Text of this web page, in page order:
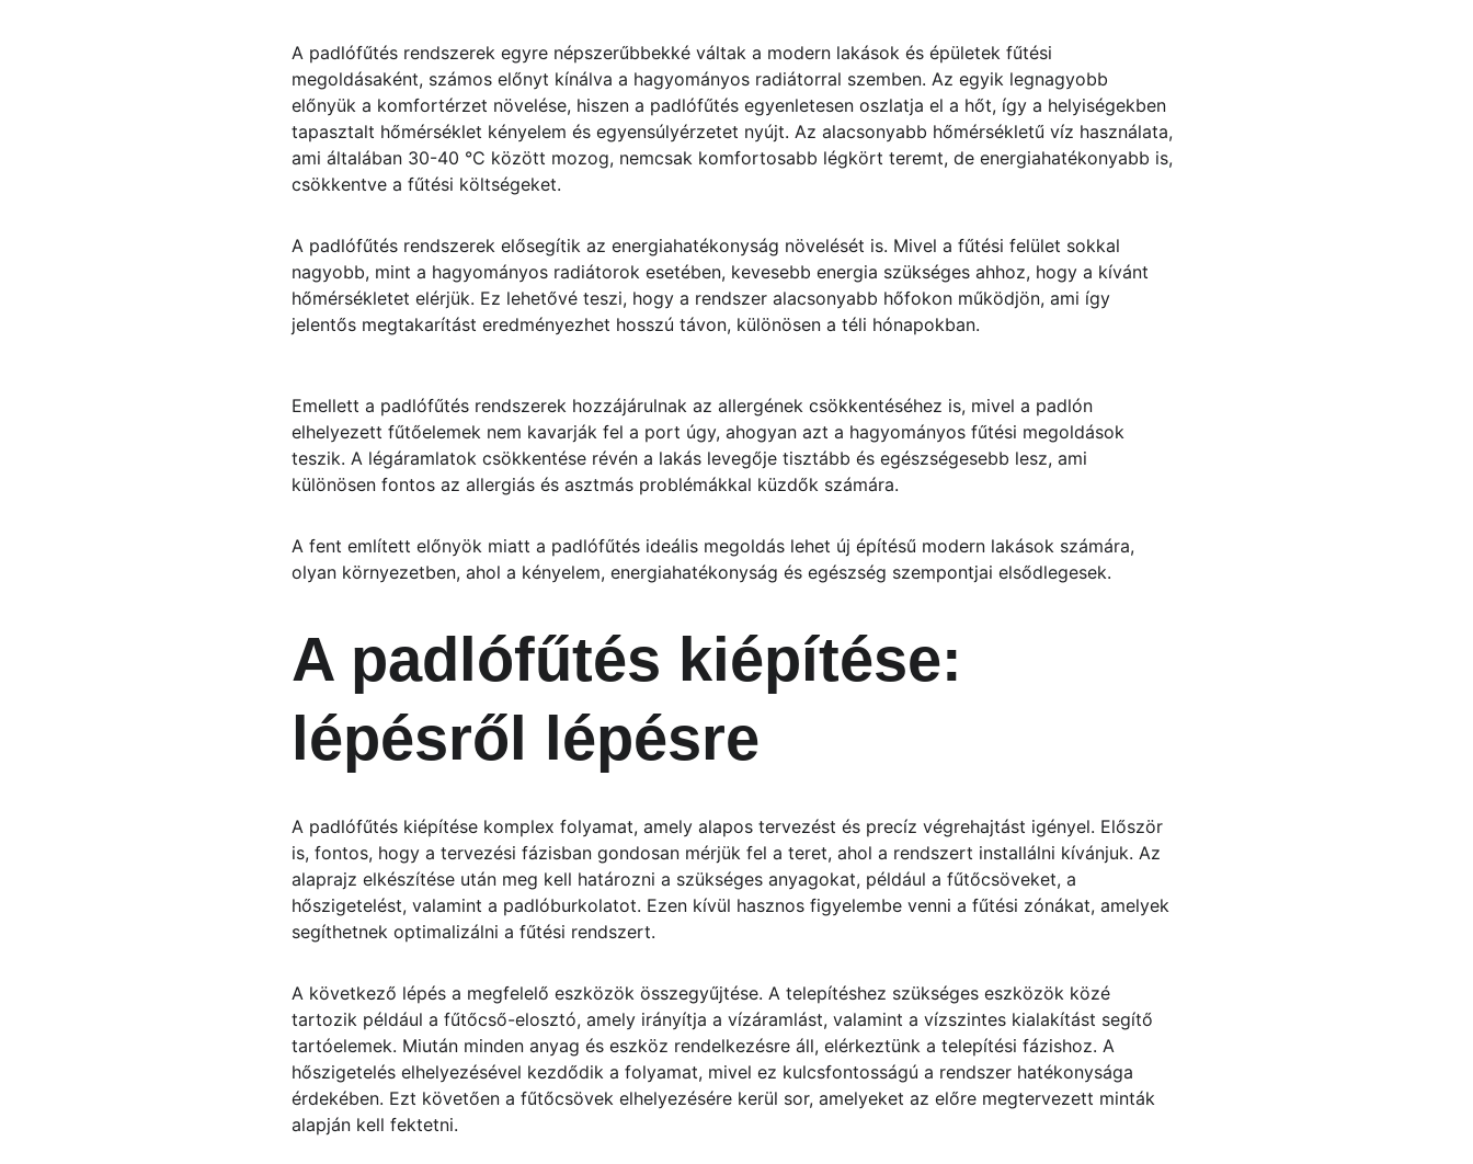
A padlófűtés rendszerek egyre népszerűbbekké váltak a modern lakások és épületek fűtési
megoldásaként, számos előnyt kínálva a hagyományos radiátorral szemben. Az egyik legnagyobb
előnyük a komfortérzet növelése, hiszen a padlófűtés egyenletesen oszlatja el a hőt, így a helyiségekben
tapasztalt hőmérséklet kényelem és egyensúlyérzetet nyújt. Az alacsonyabb hőmérsékletű víz használata,
ami általában 30-40 °C között mozog, nemcsak komfortosabb légkört teremt, de energiahatékonyabb is,
csökkentve a fűtési költségeket.
A padlófűtés rendszerek elősegítik az energiahatékonyság növelését is. Mivel a fűtési felület sokkal
nagyobb, mint a hagyományos radiátorok esetében, kevesebb energia szükséges ahhoz, hogy a kívánt
hőmérsékletet elérjük. Ez lehetővé teszi, hogy a rendszer alacsonyabb hőfokon működjön, ami így
jelentős megtakarítást eredményezhet hosszú távon, különösen a téli hónapokban.
Emellett a padlófűtés rendszerek hozzájárulnak az allergének csökkentéséhez is, mivel a padlón
elhelyezett fűtőelemek nem kavarják fel a port úgy, ahogyan azt a hagyományos fűtési megoldások
teszik. A légáramlatok csökkentése révén a lakás levegője tisztább és egészségesebb lesz, ami
különösen fontos az allergiás és asztmás problémákkal küzdők számára.
A fent említett előnyök miatt a padlófűtés ideális megoldás lehet új építésű modern lakások számára,
olyan környezetben, ahol a kényelem, energiahatékonyság és egészség szempontjai elsődlegesek.
A padlófűtés kiépítése:
lépésről lépésre
A padlófűtés kiépítése komplex folyamat, amely alapos tervezést és precíz végrehajtást igényel. Először
is, fontos, hogy a tervezési fázisban gondosan mérjük fel a teret, ahol a rendszert installálni kívánjuk. Az
alaprajz elkészítése után meg kell határozni a szükséges anyagokat, például a fűtőcsöveket, a
hőszigetelést, valamint a padlóburkolatot. Ezen kívül hasznos figyelembe venni a fűtési zónákat, amelyek
segíthetnek optimalizálni a fűtési rendszert.
A következő lépés a megfelelő eszközök összegyűjtése. A telepítéshez szükséges eszközök közé
tartozik például a fűtőcső-elosztó, amely irányítja a vízáramlást, valamint a vízszintes kialakítást segítő
tartóelemek. Miután minden anyag és eszköz rendelkezésre áll, elérkeztünk a telepítési fázishoz. A
hőszigetelés elhelyezésével kezdődik a folyamat, mivel ez kulcsfontosságú a rendszer hatékonysága
érdekében. Ezt követően a fűtőcsövek elhelyezésére kerül sor, amelyeket az előre megtervezett minták
alapján kell fektetni.